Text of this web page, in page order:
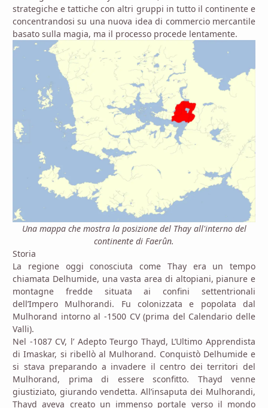
strategiche e tattiche con altri gruppi in tutto il continente e
concentrandosi su una nuova idea di commercio mercantile
basato sulla magia, ma il processo procede lentamente.
Una mappa che mostra la posizione del Thay all'interno del
continente di Faerûn.
Storia
La regione oggi conosciuta come Thay era un tempo
chiamata Delhumide, una vasta area di altopiani, pianure e
montagne fredde situata ai confini settentrionali
dell’Impero Mulhorandi. Fu colonizzata e popolata dal
Mulhorand intorno al -1500 CV (prima del Calendario delle
Valli).
Nel -1087 CV, l’ Adepto Teurgo Thayd, L’Ultimo Apprendista
di Imaskar, si ribellò al Mulhorand. Conquistò Delhumide e
si stava preparando a invadere il centro dei territori del
Mulhorand, prima di essere sconfitto. Thayd venne
giustiziato, giurando vendetta. All’insaputa dei Mulhorandi,
Thayd aveva creato un immenso portale verso il mondo